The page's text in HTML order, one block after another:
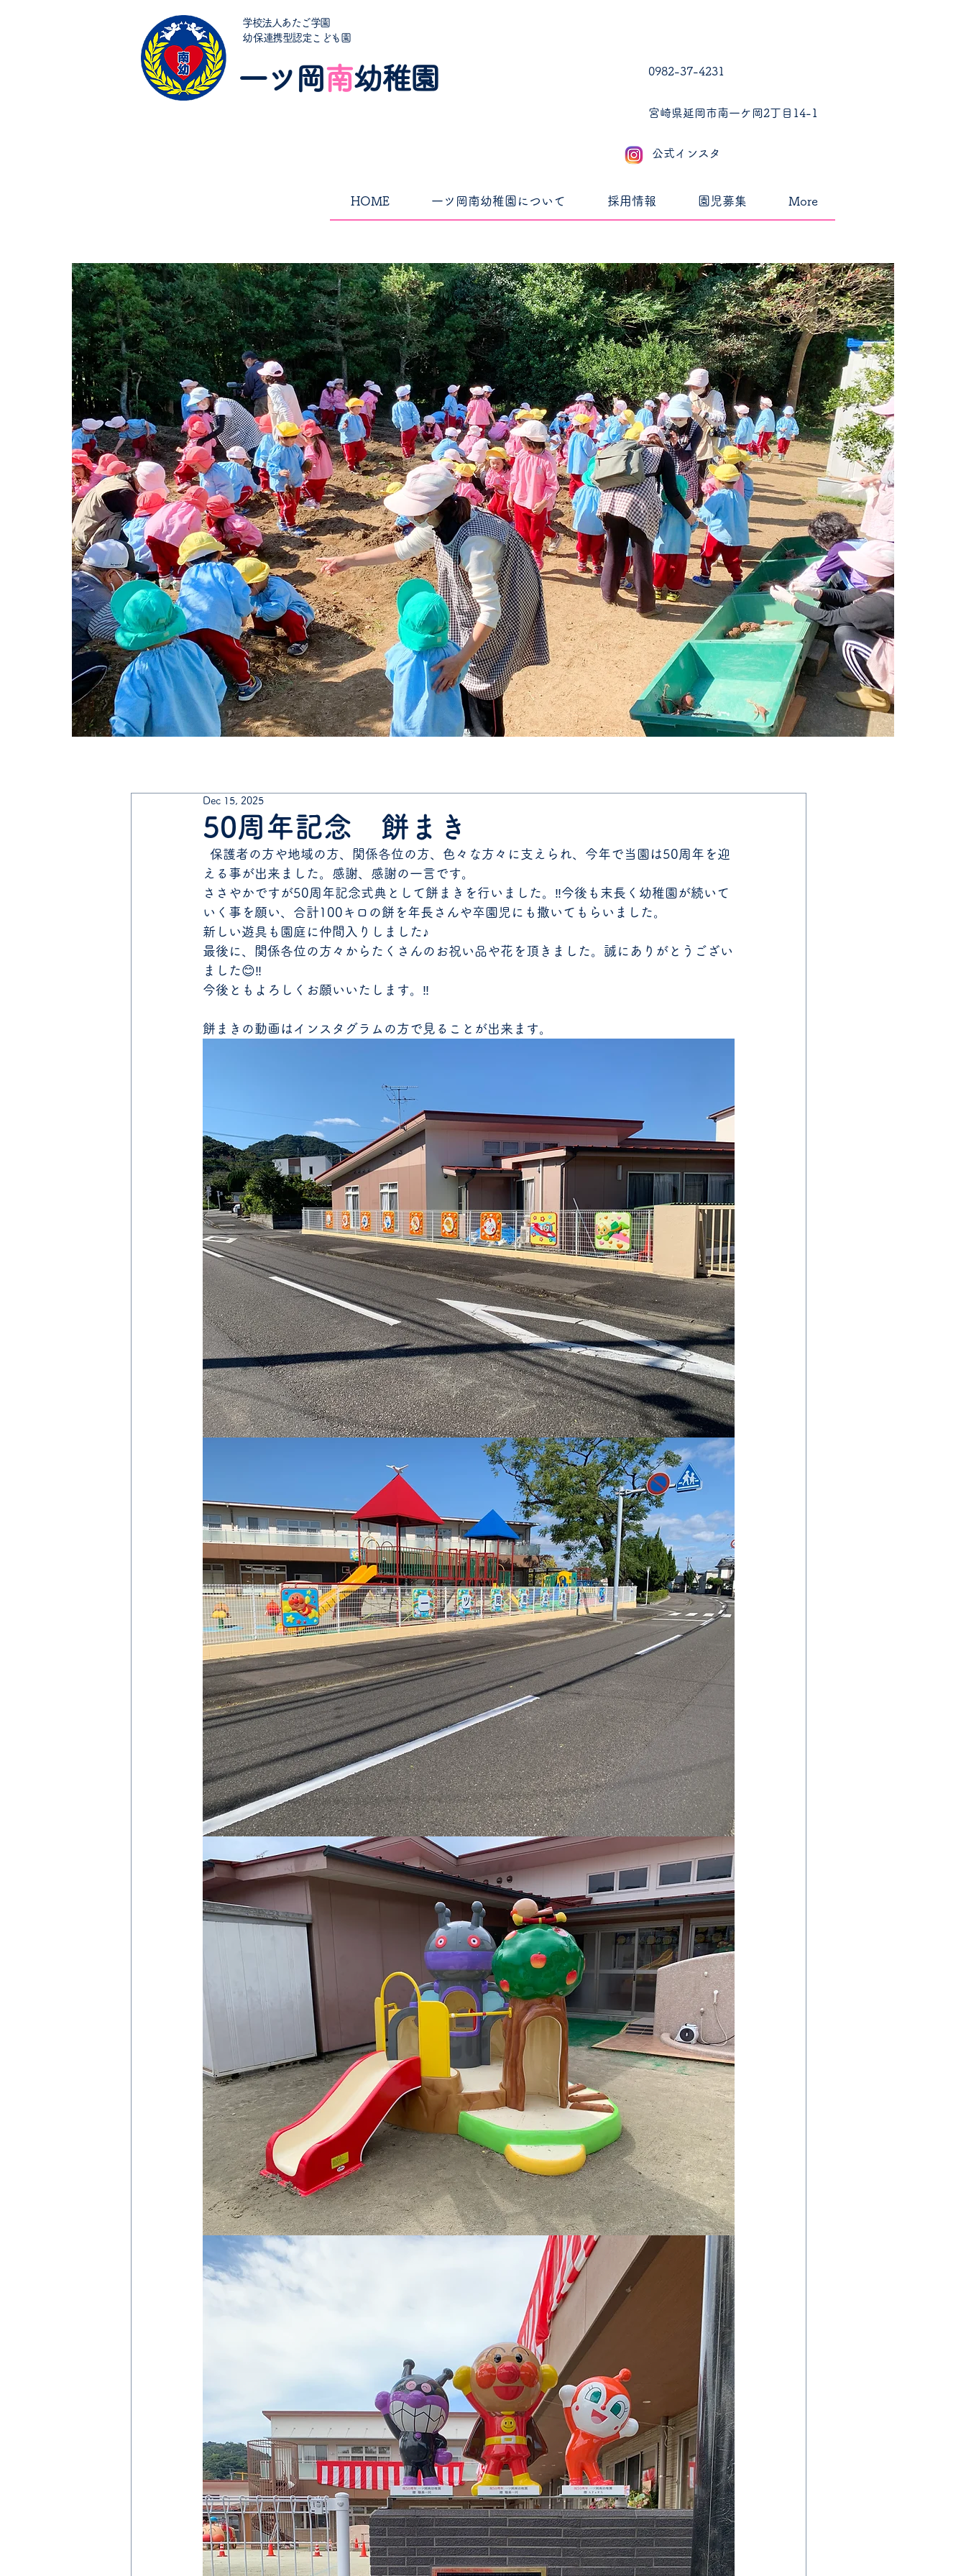
学校法人あたご学園
​幼保連携型認定こども園
0982-37-4231
一ツ岡南幼稚園
宮崎県延岡市南一ケ岡2丁目14-1
公式インスタ
HOME 一ツ岡南幼稚園について 採用情報 園児募集 More
50周年記念 餅まき
Dec 15, 2025
える事が出来ました。感謝、感謝の一言です。
ささやかですが50周年記念式典として餅まきを行いました。‼️今後も末長く幼稚園が続いて
いく事を願い、合計100キロの餅を年長さんや卒園児にも撒いてもらいました。
新しい遊具も園庭に仲間入りしました♪
最後に、関係各位の方々からたくさんのお祝い品や花を頂きました。誠にありがとうござい
ました😊‼️
今後ともよろしくお願いいたします。‼️
餅まきの動画はインスタグラムの方で見ることが出来ます。